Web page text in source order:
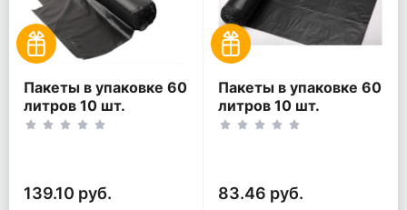
Пакеты в упаковке 60
литров 10 шт.
(10шт*5рул)
139.10 руб.
Пакеты в упаковке 60
литров 10 шт.
(10шт*3рул)
83.46 руб.